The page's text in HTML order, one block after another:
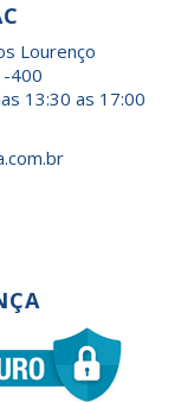
Lourenço
400
13:30 as 17:00